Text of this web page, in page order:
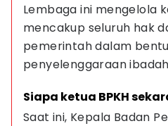
Lembaga ini mengelola
mencakup seluruh hak
pemerintah dalam
penyelenggaraan
Siapa ketua BPKH
Saat ini, Kepala Badan